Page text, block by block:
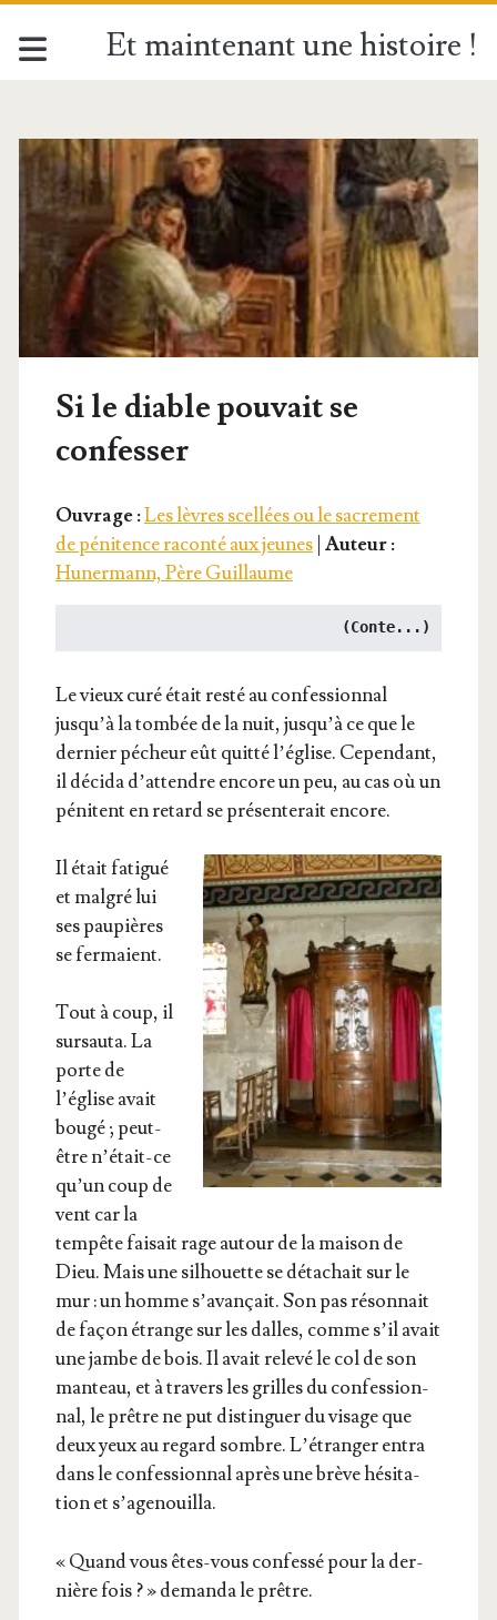
Et maintenant une histoire !
Si le diable pouvait se
confesser
Ouvrage :Les lèvres scellées ou le sacrement
de pénitence raconté aux jeunes| Auteur :
Hunermann, Père Guillaume
(Conte...)
Le vieux curé était res­té au confes­sion­nal
jusqu’à la tom­bée de la nuit, jusqu’à ce que le
der­nier pécheur eût quit­té l’église. Cepen­dant,
il déci­da d’attendre encore un peu, au cas où un
péni­tent en retard se pré­sen­te­rait encore.
Il était fati­gué
et mal­gré lui
ses pau­pières
se fermaient.
Tout à coup, il
sur­sau­ta. La
porte de
l’église avait
bou­gé ; peut-
être n’était-ce
qu’un coup de
vent car la
tem­pête fai­sait rage autour de la mai­son de
Dieu. Mais une sil­houette se déta­chait sur le
mur : un homme s’avançait. Son pas réson­nait
de façon étrange sur les dalles, comme s’il avait
une jambe de bois. Il avait rele­vé le col de son
man­teau, et à tra­vers les grilles du confes­sion­
nal, le prêtre ne put dis­tin­guer du visage que
deux yeux au regard sombre. L’étranger entra
dans le confes­sion­nal après une brève hési­ta­
tion et s’agenouilla.
« Quand vous êtes-vous confes­sé pour la der­
nière fois ? » deman­da le prêtre.